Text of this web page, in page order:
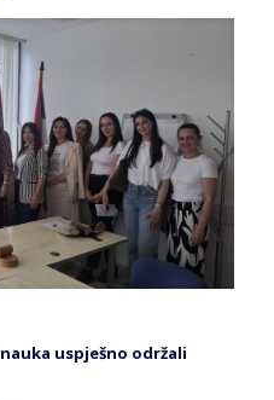
uspješno održali